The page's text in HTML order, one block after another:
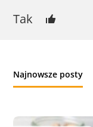
Tak
Najnowsze posty